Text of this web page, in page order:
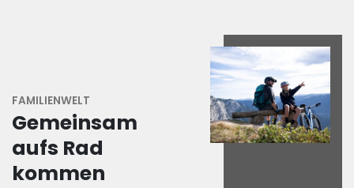
FAMILIENWELT
Gemeinsam
aufs Rad
kommen